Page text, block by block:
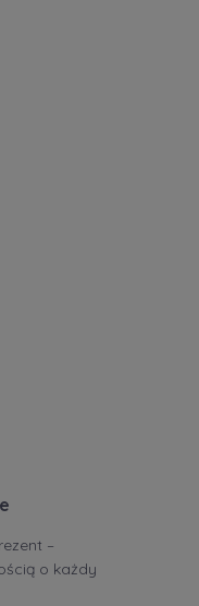
–
o każdy